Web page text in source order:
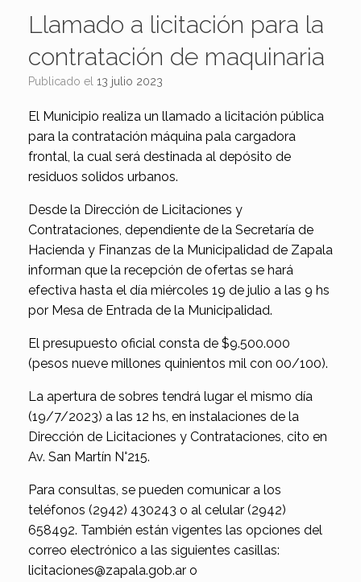
Llamado a licitación para la
contratación de maquinaria
Publicado el 13 julio 2023
El Municipio realiza un llamado a licitación pública
para la contratación máquina pala cargadora
frontal, la cual será destinada al depósito de
residuos solidos urbanos.
Desde la Dirección de Licitaciones y
Contrataciones, dependiente de la Secretaría de
Hacienda y Finanzas de la Municipalidad de Zapala
informan que la recepción de ofertas se hará
efectiva hasta el día miércoles 19 de julio a las 9 hs
por Mesa de Entrada de la Municipalidad.
El presupuesto oficial consta de $9.500.000
(pesos nueve millones quinientos mil con 00/100).
La apertura de sobres tendrá lugar el mismo día
(19/7/2023) a las 12 hs, en instalaciones de la
Dirección de Licitaciones y Contrataciones, cito en
Av. San Martín N°215.
Para consultas, se pueden comunicar a los
teléfonos (2942) 430243 o al celular (2942)
658492. También están vigentes las opciones del
correo electrónico a las siguientes casillas:
licitaciones@zapala.gob.ar o